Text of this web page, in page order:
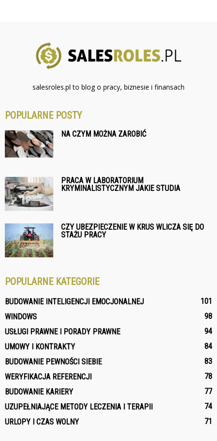
salesroles.pl to blog o pracy, biznesie i finansach
POPULARNE POSTY
NA CZYM MOŻNA ZAROBIĆ
PRACA W LABORATORIUM
KRYMINALISTYCZNYM JAKIE STUDIA
CZY UBEZPIECZENIE W KRUS WLICZA SIĘ DO
STAŻU PRACY
POPULARNE KATEGORIE
BUDOWANIE INTELIGENCJI EMOCJONALNEJ
101
WINDOWS
98
USŁUGI PRAWNE I PORADY PRAWNE
94
UMOWY I KONTRAKTY
84
BUDOWANIE PEWNOŚCI SIEBIE
83
WERYFIKACJA REFERENCJI
78
BUDOWANIE KARIERY
77
UZUPEŁNIAJĄCE METODY LECZENIA I TERAPII
74
URLOPY I CZAS WOLNY
71